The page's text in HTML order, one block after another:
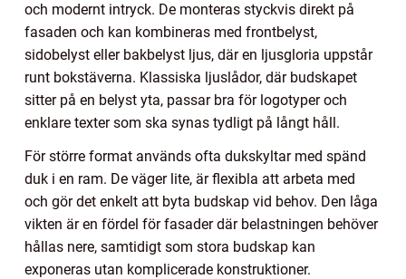
och modernt intryck. De monteras styckvis direkt på
fasaden och kan kombineras med frontbelyst,
sidobelyst eller bakbelyst ljus, där en ljusgloria uppstår
runt bokstäverna. Klassiska ljuslådor, där budskapet
sitter på en belyst yta, passar bra för logotyper och
enklare texter som ska synas tydligt på långt håll.
För större format används ofta dukskyltar med spänd
duk i en ram. De väger lite, är flexibla att arbeta med
och gör det enkelt att byta budskap vid behov. Den låga
vikten är en fördel för fasader där belastningen behöver
hållas nere, samtidigt som stora budskap kan
exponeras utan komplicerade konstruktioner.